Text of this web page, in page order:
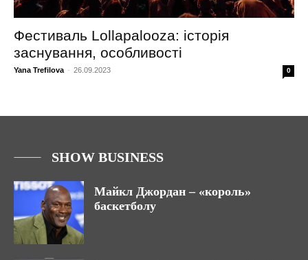
Фестиваль Lollapalooza: історія
заснування, особливості
Yana Trefilova - 26.09.2023 0
SHOW BUSINESS
Майкл Джордан – «король»
баскетболу